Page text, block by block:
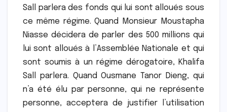
Sall parlera des fonds qui lui sont alloués sous
ce même régime. Quand Monsieur Moustapha
Niasse décidera de parler des 500 millions qui
lui sont alloués à l’Assemblée Nationale et qui
sont soumis à un régime dérogatoire, Khalifa
Sall parlera. Quand Ousmane Tanor Dieng, qui
n’a été élu par personne, qui ne représente
personne, acceptera de justifier l’utilisation